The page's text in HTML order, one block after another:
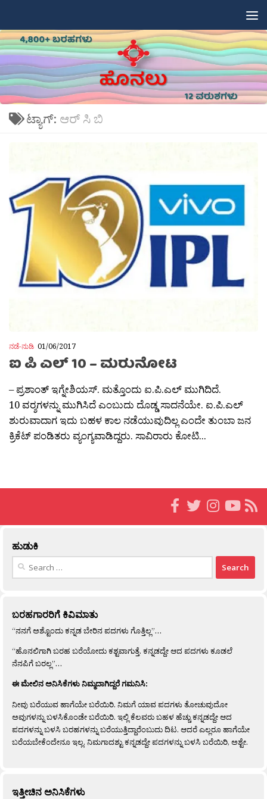
ಟ್ಯಾಗ್: ಆರ್ ಸಿ ಬಿ
ನಡೆ-ನುಡಿ 01/06/2017
ಐ ಪಿ ಎಲ್ 10 – ಮರುನೋಟ
– ಪ್ರಶಾಂತ್ ಇಗ್ನೇಶಿಯಸ್. ಮತ್ತೊಂದು ಐ.ಪಿ.ಎಲ್ ಮುಗಿದಿದೆ.
10 ವರ‍್ಶಗಳನ್ನು ಮುಗಿಸಿದೆ ಎಂಬುದು ದೊಡ್ಡ ಸಾದನೆಯೇ. ಐ.ಪಿ.ಎಲ್
ಶುರುವಾದಾಗ ಇದು ಬಹಳ ಕಾಲ ನಡೆಯುವುದಿಲ್ಲ ಎಂದೇ ತುಂಬಾ ಜನ
ಕ್ರಿಕೆಟ್ ಪಂಡಿತರು ವ್ಯಂಗ್ಯವಾಡಿದ್ದರು. ಸಾವಿರಾರು ಕೋಟಿ...
ಹುಡುಕಿ
Search
ಬರಹಗಾರರಿಗೆ ಕಿವಿಮಾತು
“ನನಗೆ ಅಶ್ಟೊಂದು ಕನ್ನಡ ಬೇರಿನ ಪದಗಳು ಗೊತ್ತಿಲ್ಲ”…
“ಹೊನಲಿಗಾಗಿ ಬರಹ ಬರೆಯೋದು ಕಶ್ಟವಾಗುತ್ತೆ. ಕನ್ನಡದ್ದೇ ಆದ ಪದಗಳು ಕೂಡಲೆ
ನೆನಪಿಗೆ ಬರಲ್ಲ”…
ಈ ಮೇಲಿನ ಅನಿಸಿಕೆಗಳು ನಿಮ್ಮದಾಗಿದ್ದರೆ ಗಮನಿಸಿ:
ನೀವು ಬರೆಯುವ ಹಾಗೆಯೇ ಬರೆಯಿರಿ. ನಿಮಗೆ ಯಾವ ಪದಗಳು ತೋಚುವುದೋ
ಅವುಗಳನ್ನು ಬಳಸಿಕೊಂಡೇ ಬರೆಯಿರಿ. ಇಲ್ಲಿ ಕೆಲವರು ಬಹಳ ಹೆಚ್ಚು ಕನ್ನಡದ್ದೇ ಆದ
ಪದಗಳನ್ನು ಬಳಸಿ ಬರಹಗಳನ್ನು ಬರೆಯುತ್ತಿದ್ದಾರೆಂಬುದು ದಿಟ. ಆದರೆ ಎಲ್ಲರೂ ಹಾಗೆಯೇ
ಬರೆಯಬೇಕೆಂದೇನೂ ಇಲ್ಲ. ನಿಮಗಾದಶ್ಟು ಕನ್ನಡದ್ದೇ ಪದಗಳನ್ನು ಬಳಸಿ ಬರೆಯಿರಿ, ಅಶ್ಟೇ.
ಇತ್ತೀಚಿನ ಅನಿಸಿಕೆಗಳು